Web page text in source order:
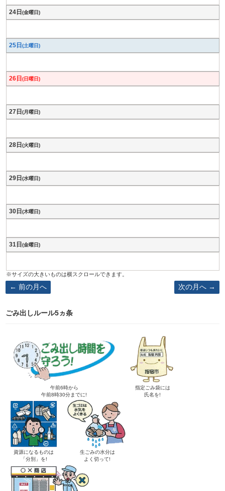
24日 (金曜日)
25日 (土曜日)
26日 (日曜日)
27日 (月曜日)
28日 (火曜日)
29日 (水曜日)
30日 (木曜日)
31日 (金曜日)
前の月へ 次の月へ
ごみ出しルール5ヵ条
午前6時から
午前8時30分までに!
指定ごみ袋には
氏名を!
資源になるものは
「分別」を!
生ごみの水分は
よく切って!